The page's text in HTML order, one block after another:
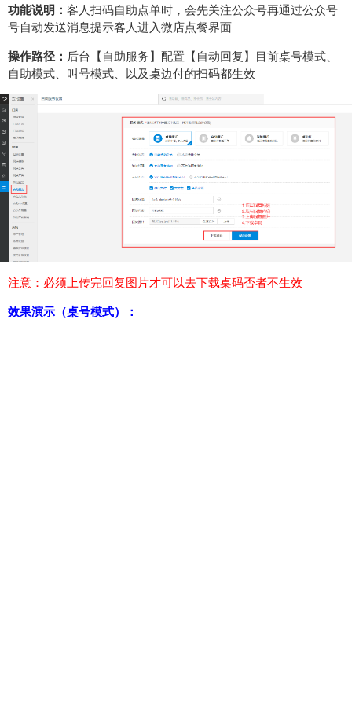
功能说明： 客人扫码自助点单时，会先关注公众号再通过公众号
号自动发送消息提示客人进入微店点餐界面
操作路径： 后台【自助服务】配置【自动回复】目前桌号模式、
自助模式、叫号模式、以及桌边付的扫码都生效
注意：必须上传完回复图片才可以去下载桌码否者不生效
效果演示（桌号模式）：